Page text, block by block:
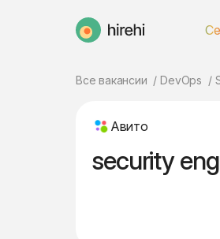
HireHi
Все вакансии DevOps
Авито
security